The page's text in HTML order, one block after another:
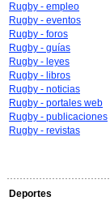
Rugby - empleo
Rugby - eventos
Rugby - foros
Rugby - guías
Rugby - leyes
Rugby - libros
Rugby - noticias
Rugby - portales web
Rugby - publicaciones
Rugby - revistas
Deportes